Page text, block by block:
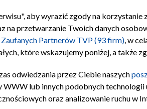
Regulamin TVP Polityka
aby wyrazić zgody na
na przetwarzanie Twoich danych
Zaufanych Partnerów TVP (93 firm), w
które wskazujemy poniżej, a także
odwiedzania przez Ciebie naszych
lub innych podobnych technologii
oraz analizowanie ruchu w